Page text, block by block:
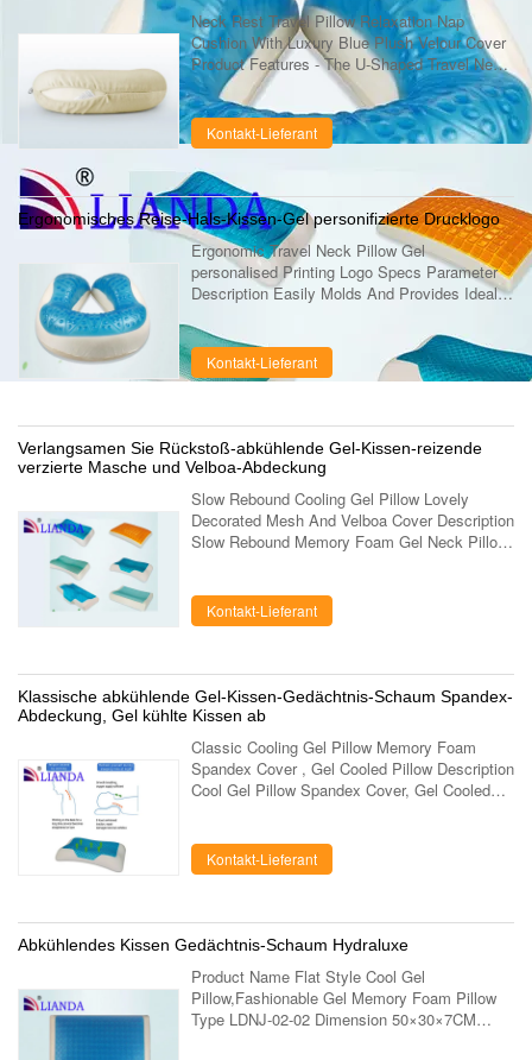
Neck Rest Travel Pillow Relaxation Nap
Cushion With Luxury Blue Plush Velour Cover
Product Features - The U-Shaped Travel Neck
Pillow supports you head and neck as your
body weight and temperature creates ...
Kontakt-Lieferant
Ergonomisches Reise-Hals-Kissen-Gel personifizierte Drucklogo
Ergonomic Travel Neck Pillow Gel
personalised Printing Logo Specs Parameter
Description Easily Molds And Provides Ideal
Neck Travel Neck Pillow Great For Buses Or
Train ....
Kontakt-Lieferant
Verlangsamen Sie Rückstoß-abkühlende Gel-Kissen-reizende
verzierte Masche und Velboa-Abdeckung
Slow Rebound Cooling Gel Pillow Lovely
Decorated Mesh And Velboa Cover Description
Slow Rebound Memory Foam Gel Neck Pillow,
...
Kontakt-Lieferant
Klassische abkühlende Gel-Kissen-Gedächtnis-Schaum Spandex-
Abdeckung, Gel kühlte Kissen ab
Classic Cooling Gel Pillow Memory Foam
Spandex Cover , Gel Cooled Pillow Description
Cool Gel Pillow Spandex Cover, Gel Cooled
Kontakt-Lieferant
Abkühlendes Kissen Gedächtnis-Schaum Hydraluxe
Product Name Flat Style Cool Gel
Pillow,Fashionable Gel Memory Foam Pillow
Type LDNJ-02-02 Dimension 50×30×7CM